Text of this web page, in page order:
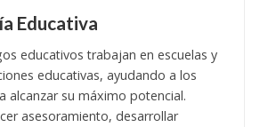
Educativa
educativos trabajan en escuelas y
educativas, ayudando a los
alcanzar su máximo potencial.
asesoramiento, desarrollar